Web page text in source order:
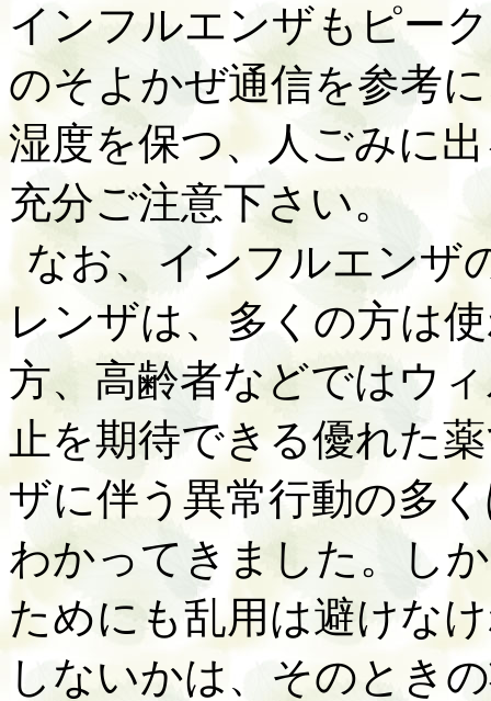
インフルエンザもピー
のそよかぜ通信を参考
湿度を保つ、人ごみに
充分ご注意下さい。
なお、インフルエンザ
レンザは、多くの方は
方、高齢者などではウ
止を期待できる優れた
ザに伴う異常行動の多
わかってきました。し
ためにも乱用は避けな
しないかは、そのとき